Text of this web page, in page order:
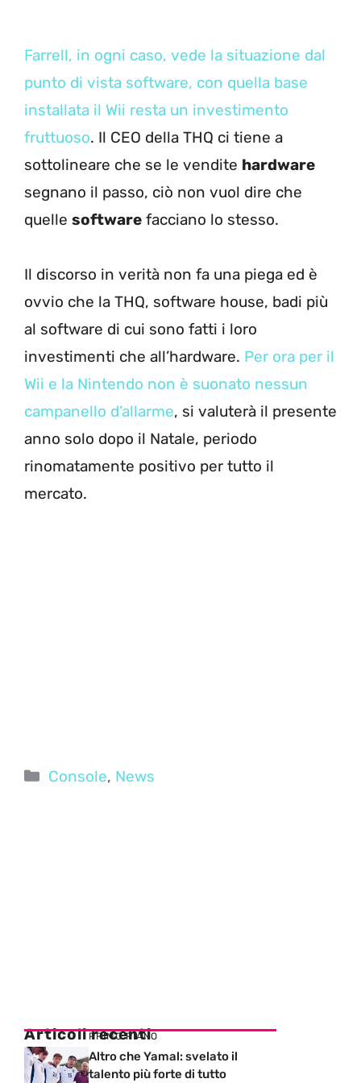
Farrell, in ogni caso, vede la situazione dal
punto di vista software, con quella base
installata il Wii resta un investimento
fruttuoso. Il CEO della THQ ci tiene a
sottolineare che se le vendite hardware
segnano il passo, ciò non vuol dire che
quelle software facciano lo stesso.
Il discorso in verità non fa una piega ed è
ovvio che la THQ, software house, badi più
al software di cui sono fatti i loro
investimenti che all’hardware. Per ora per il
Wii e la Nintendo non è suonato nessun
campanello d’allarme, si valuterà il presente
anno solo dopo il Natale, periodo
rinomatamente positivo per tutto il
mercato.
Categorie
Console, News
Articoli recenti
PRIMO PIANO
Altro che Yamal: svelato il
talento più forte di tutto